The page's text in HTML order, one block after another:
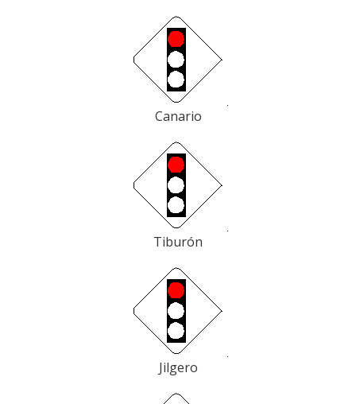
Canario
Tiburón
Jilgero